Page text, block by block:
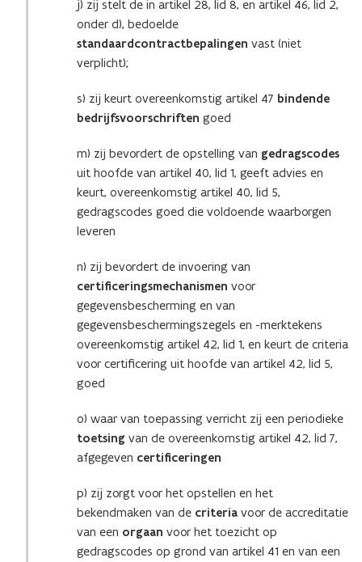
j) zij stelt de in artikel 28, lid 8, en artikel 46, lid 2,
onder d), bedoelde
standaardcontractbepalingen vast (niet
verplicht);
s) zij keurt overeenkomstig artikel 47 bindende
bedrijfsvoorschriften goed
m) zij bevordert de opstelling van gedragscodes
uit hoofde van artikel 40, lid 1, geeft advies en
keurt, overeenkomstig artikel 40, lid 5,
gedragscodes goed die voldoende waarborgen
leveren
n) zij bevordert de invoering van
certificeringsmechanismen voor
gegevensbescherming en van
gegevensbeschermingszegels en -merktekens
overeenkomstig artikel 42, lid 1, en keurt de criteria
voor certificering uit hoofde van artikel 42, lid 5,
goed
o) waar van toepassing verricht zij een periodieke
toetsing van de overeenkomstig artikel 42, lid 7,
afgegeven certificeringen
p) zij zorgt voor het opstellen en het
bekendmaken van de criteria voor de accreditatie
van een orgaan voor het toezicht op
gedragscodes op grond van artikel 41 en van een